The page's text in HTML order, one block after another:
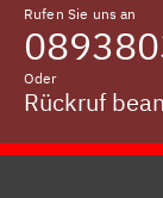
Rufen Sie uns an
Oder
Rückruf